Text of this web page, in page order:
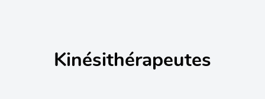
Kinésithérapeutes